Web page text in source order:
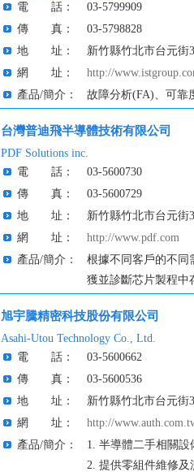
電 話：
03-5799909
傳 真：
03-5798828
地 址：
新竹縣竹北市台元街
網 址：
http://
產品/簡介：
故障分析(FA)、可靠
台灣普迪飛半導體技術有限公司
PDF Solutions inc.
電 話：
03-5600730
傳 真：
03-5600729
地 址：
新竹縣竹北市台元街
網 址：
http://www.pdf.com
產品/簡介：
根據不同客戶的不同
獲並診斷芯片製程中
旭宇騰精密科技股份有限公司
Asahi-Utou Technology Co., Ltd.
電 話：
03-5600662
傳 真：
03-5600536
地 址：
新竹縣竹北市台元街
網 址：
http://
產品/簡介：
1. 半導體二手相關設
2. 提供零組件維修及